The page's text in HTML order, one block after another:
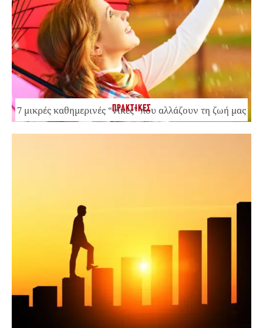
ΠΡΑΚΤΙΚΕΣ
7 μικρές καθημερινές “νίκες” που αλλάζουν τη ζωή μας